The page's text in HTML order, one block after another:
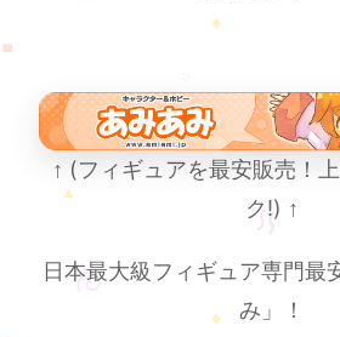
↑ (フィギュアを最安販売！
ク!) ↑
日本最大級フィギュア専門最
み」！